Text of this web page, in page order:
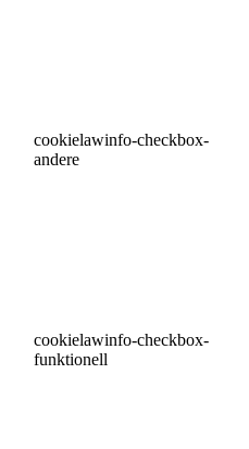
cookielawinfo-checkbox-
andere
cookielawinfo-checkbox-
funktionell